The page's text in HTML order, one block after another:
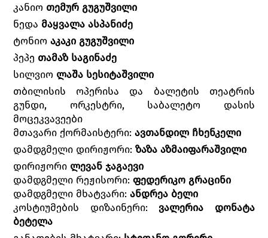
კანიო თემურ გუგუშვილი
ნედა მაყვალა ასპანიძე
ტონიოაკაკი გუგუშვილი
პეპე თამაზ საგინაძე
სილვიო ლაშა სესიტაშვილი
თბილისის ოპერისა და ბალეტის თეატრის
გუნდი, ორკესტრი, საბალეტო დასის
მოცეკვავეები
მთავარი ქორმაისტერი:ავთანდილ ჩხენკელი
დამდგმელი დირიჟორი:ზაზა აზმაიფარაშვილი
დირიჟორი ლევან ჯაგაევი
დამდგმელი რეჟისორი:ფედერიკო გრაცინი
დამდგმელი მხატვარი:ანდრეა ბელი
კოსტიუმების დიზაინერი: ვალერია დონატა
ბეტელა